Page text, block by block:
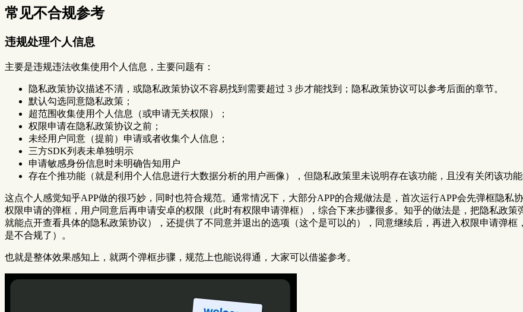
常见不合规参考
违规处理个人信息
主要是违规违法收集使用个人信息，主要问题有：
隐私政策协议描述不清，或隐私政策协议不容易找到需要超过 3 步才能找到；隐私政策协议可以参考后面的章节。
默认勾选同意隐私政策；
超范围收集使用个人信息（或申请无关权限）；
权限申请在隐私政策协议之前；
未经用户同意（提前）申请或者收集个人信息；
三方SDK列表未单独明示
申请敏感身份信息时未明确告知用户
存在个推功能（就是利用个人信息进行大数据分析的用户画像），但隐私政策里未说明存在该功能，且没有关闭该功
这点个人感觉知乎APP做的很巧妙，同时也符合规范。通常情况下，大部分APP的合规做法是，首次运行APP会先弹框隐
权限申请的弹框，用户同意后再申请安卓的权限（此时有权限申请弹框），综合下来步骤很多。知乎的做法是，把隐私政
就能点开查看具体的隐私政策协议），还提供了不同意并退出的选项（这个是可以的），同意继续后，再进入权限申请弹
是不合规了）。
也就是整体效果感知上，就两个弹框步骤，规范上也能说得通，大家可以借鉴参考。